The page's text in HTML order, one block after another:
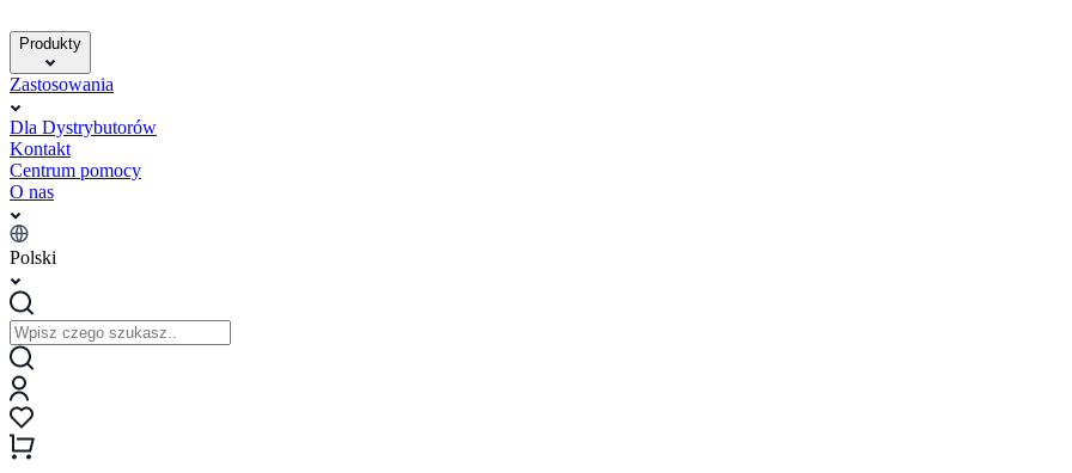
Produkty
Zastosowania
Dla Dystrybutorów
Kontakt
Centrum pomocy
O nas
Polski